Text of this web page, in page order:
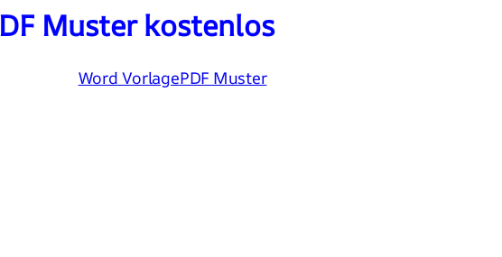
Muster kostenlos
Word VorlagePDF Muster